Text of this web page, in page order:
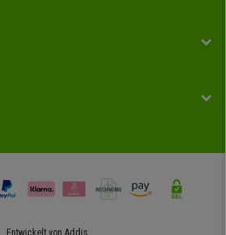
Entwickelt von Addis